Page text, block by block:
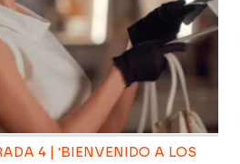
4 | 'BIENVENIDO A LOS